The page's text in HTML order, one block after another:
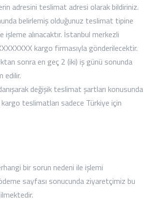
adresini teslimat adresi olarak bildiriniz.
belirlemiş olduğunuz teslimat tipine
işleme alınacaktır. İstanbul merkezli
kargo firmasıyla gönderilecektir.
sonra en geç 2 (iki) iş günü sonunda
edilir.
değişik teslimat şartları konusunda
teslimatları sadece Türkiye için
bir sorun nedeni ile işlemi
sayfası sonucunda ziyaretçimiz bu